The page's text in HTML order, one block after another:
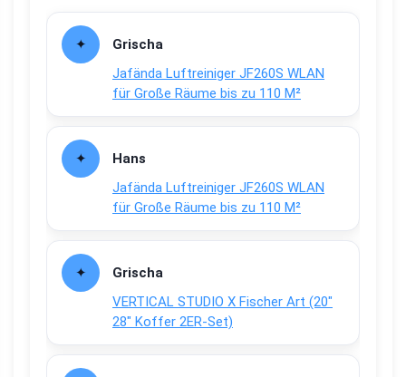
Grischa
Jafända Luftreiniger JF260S WLAN
für Große Räume bis zu 110 M²
Hans
Jafända Luftreiniger JF260S WLAN
für Große Räume bis zu 110 M²
Grischa
VERTICAL STUDIO X Fischer Art (20″
28″ Koffer 2ER-Set)